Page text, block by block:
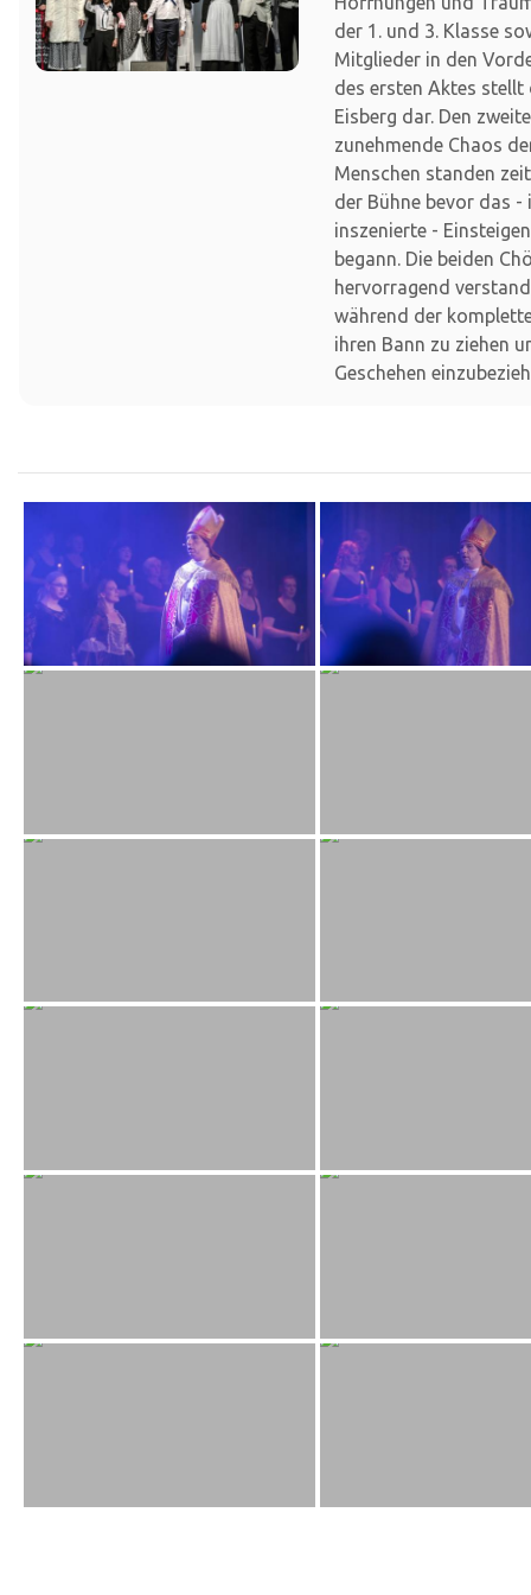
der 1. und 3. Klasse
Mitglieder in den
des ersten Aktes
Eisberg dar. Den
zunehmende Chaos
Menschen standen
der Bühne bevor das
inszenierte -
begann. Die beiden
hervorragend
während der
ihren Bann zu ziehen
Geschehen